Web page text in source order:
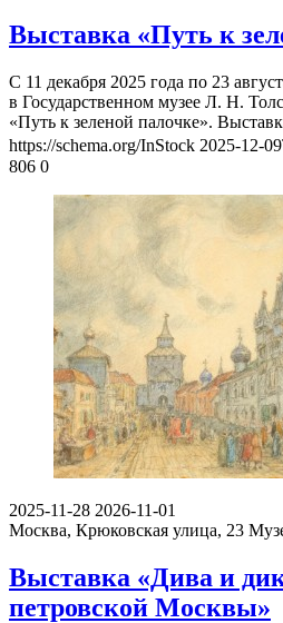
Выставка «Путь к
С 11 декабря 2025 года по 23
в Государственном музее Л. Н.
«Путь к зеленой палочке».
https://schema.org/InStock 2025-12-
806 0
2025-11-28 2026-11-01
Москва, Крюковская улица, 23
Выставка «Дива и
петровской Москвы»